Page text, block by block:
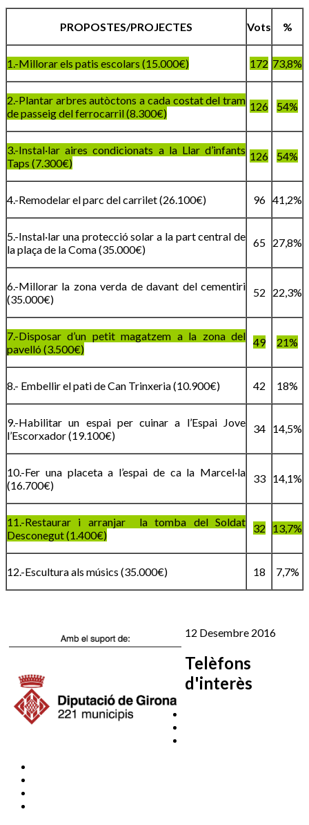
PROPOSTES/PROJECTES Vots %
1.-Millorar els patis escolars (15.000€) 172 73,8%
2.-Plantar arbres autòctons a cada costat del tram
de passeig del ferrocarril (8.300€)
126 54%
3.-Instal·lar aires condicionats a la Llar d’infants
Taps (7.300€)
126 54%
4.-Remodelar el parc del carrilet (26.100€) 96 41,2%
5.-Instal·lar una protecció solar a la part central de
la plaça de la Coma (35.000€)
65 27,8%
6.-Millorar la zona verda de davant del cementiri
(35.000€)
52 22,3%
7.-Disposar d’un petit magatzem a la zona del
pavelló (3.500€)
49 21%
8.- Embellir el pati de Can Trinxeria (10.900€) 42 18%
9.-Habilitar un espai per cuinar a l’Espai Jove
l’Escorxador (19.100€)
34 14,5%
10.-Fer una placeta a l’espai de ca la Marcel·la
(16.700€)
33 14,1%
11.-Restaurar i arranjar la tomba del Soldat
Desconegut (1.400€)
32 13,7%
12.-Escultura als músics (35.000€) 18 7,7%
12 Desembre 2016
Telèfons
d'interès